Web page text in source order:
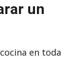
un
en toda